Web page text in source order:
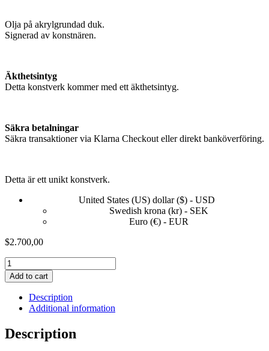
Olja på akrylgrundad duk.
Signerad av konstnären.
Äkthetsintyg
Detta konstverk kommer med ett äkthetsintyg.
Säkra betalningar
Säkra transaktioner via Klarna Checkout eller direkt banköverföring.
Detta är ett unikt konstverk.
United States (US) dollar ($) - USD
Swedish krona (kr) - SEK
Euro (€) - EUR
$2.700,00
Pick
up
that
pace
Pussyfoot!
quantity
Add to cart
Description
Additional information
Description